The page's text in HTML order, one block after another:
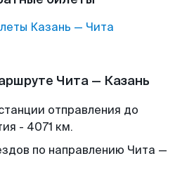
Казань — Чита
Чита — Казань
отправления до
- 4071 км.
по направлению Чита —